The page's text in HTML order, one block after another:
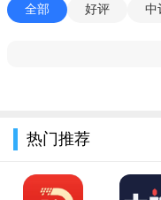
3用户可以开始注册登
全部 好评 中
热门推荐